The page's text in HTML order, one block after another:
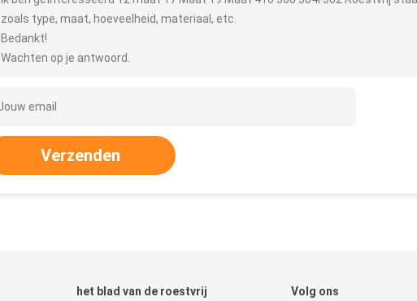
zoals type, maat, hoeveelheid, materiaal, etc.
Bedankt!
Wachten op je antwoord.
Verzenden
het blad van de roestvrij Volg ons